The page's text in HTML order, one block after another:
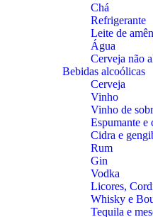
Chá
Refrigerante
Leite de
Água
Cerveja não
Bebidas alcoólicas
Cerveja
Vinho
Vinho de
Espumante e
Cidra e
Rum
Gin
Vodka
Licores,
Whisky e
Tequila e